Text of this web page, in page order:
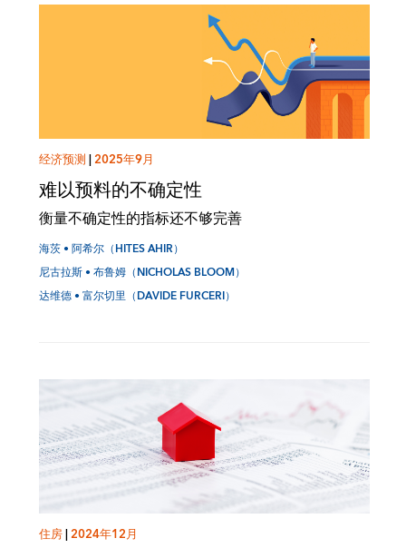
经济预测|2025年9月
难以预料的不确定性
衡量不确定性的指标还不够完善
海茨 • 阿希尔（HITES AHIR）
尼古拉斯 • 布鲁姆（NICHOLAS BLOOM）
达维德 • 富尔切里（DAVIDE FURCERI）
住房|2024年12月